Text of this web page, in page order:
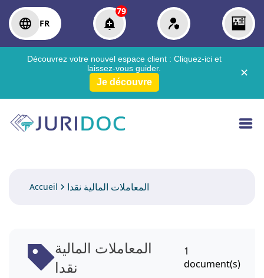
FR
79
Découvrez votre nouvel espace client : Cliquez-ici et
laissez-vous guider.
Je découvre
✕
Accueil المعاملات المالية نقدا
المعاملات المالية
نقدا
1
document(s)